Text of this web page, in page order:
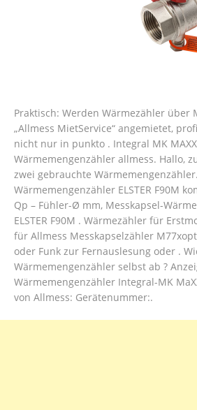
Praktisch: Werden Wärmezähler über
„Allmess MietService“ angemietet,
nicht nur in punkto . Integral MK MAXX
Wärmemengenzähler allmess. Hallo,
zwei gebrauchte
Wärmemengenzähler ELSTER F90M
Qp – Fühler-Ø mm, Messkapsel-
ELSTER F90M . Wärmezähler für
für Allmess Messkapselzähler
oder Funk zur Fernauslesung oder .
Wärmemengenzähler selbst ab ?
Wärmemengenzähler Integral-MK
von Allmess: Gerätenummer:.